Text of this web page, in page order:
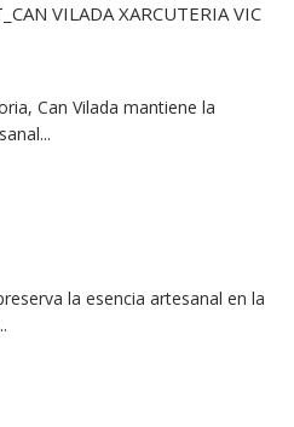
Can Vilada mantiene la
la esencia artesanal en la